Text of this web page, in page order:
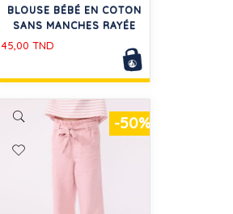
BLOUSE BÉBÉ EN COTON
SANS MANCHES RAYÉE
45,00 TND
-50%